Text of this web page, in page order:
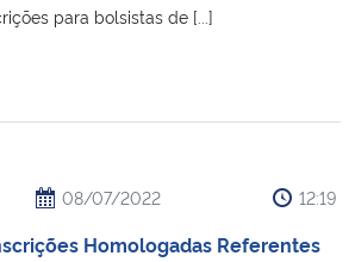
para bolsistas de [...]
08/07/2022 12:19
Homologadas Referentes